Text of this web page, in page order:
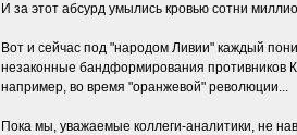
И за этот абсурд умылись кровью сотни
Вот и сейчас под "народом Ливии" каждый
незаконные бандформирования противников
например, во время "оранжевой" революции...
Пока мы, уважаемые коллеги-аналитики, не